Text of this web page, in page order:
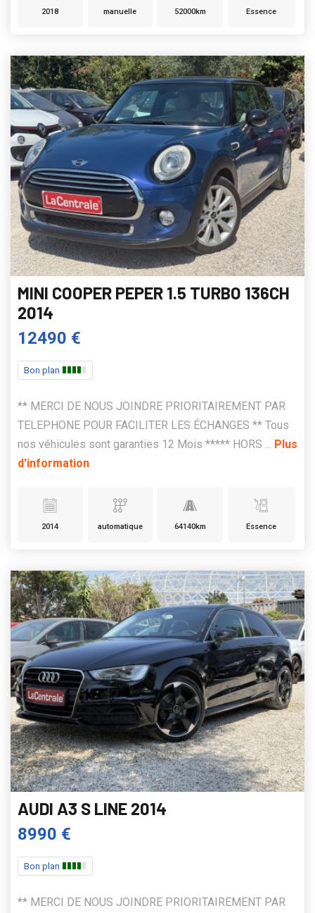
2018 manuelle 52000km Essence
MINI COOPER PEPER 1.5 TURBO 136CH
2014
12490 €
Bon plan
** MERCI DE NOUS JOINDRE PRIORITAIREMENT PAR
TELEPHONE POUR FACILITER LES ÉCHANGES ** Tous
nos véhicules sont garanties 12 Mois ***** HORS ... Plus
d'information
2014 automatique 64140km Essence
AUDI A3 S LINE 2014
8990 €
Bon plan
** MERCI DE NOUS JOINDRE PRIORITAIREMENT PAR